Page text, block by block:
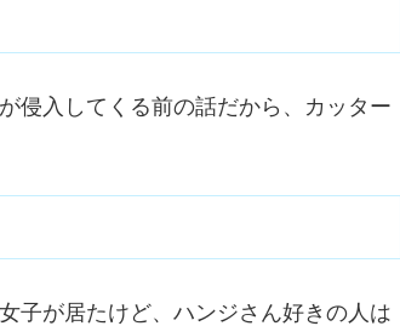
侵入してくる前の話だから、カッター
子が居たけど、ハンジさん好きの人は